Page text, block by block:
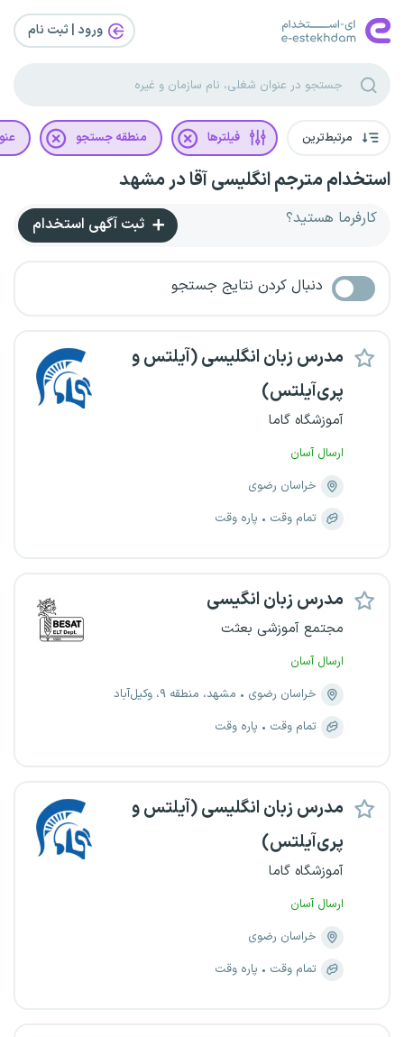
ورود | ثبت‌ نام
مرتبط‌ترین فیلترها منطقه جستجو
استخدام مترجم انگلیسی آقا در مشهد
کارفرما هستید؟ ثبت آگهی استخدام
دنبال کردن نتایج جستجو
مدرس زبان انگلیسی (آیلتس و
پری‌آیلتس)
آموزشگاه گاما
ارسال آسان
خراسان رضوی
تمام وقت
پاره وقت
مدرس زبان انگیسی
مجتمع آموزشی بعثت
ارسال آسان
خراسان رضوی
مشهد، منطقه ۹، وکیل‌آباد
تمام وقت
پاره وقت
مدرس زبان انگلیسی (آیلتس و
پری‌آیلتس)
آموزشگاه گاما
ارسال آسان
خراسان رضوی
تمام وقت
پاره وقت